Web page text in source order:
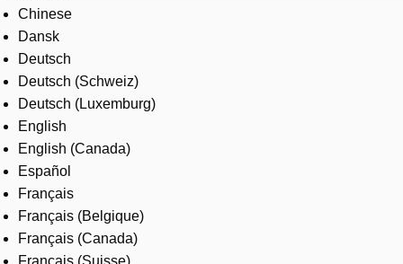
Industries
Services
About us
Where to buy
Contact us
Careers
Chinese
Dansk
Deutsch
Deutsch (Schweiz)
Deutsch (Luxemburg)
English
English (Canada)
Español
Français
Français (Belgique)
Français (Canada)
Français (Suisse)